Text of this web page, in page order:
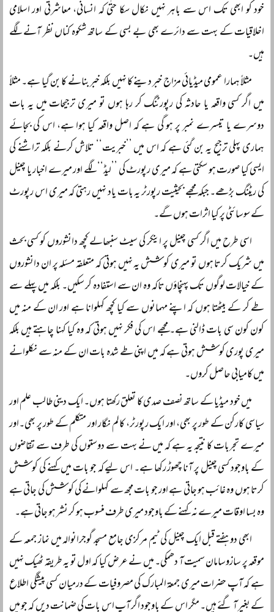
خود کو ابھی تک اس سے باہر نہیں نکال سکا حتٰی کہ انسانی، معاشرتی اور اسلامی
اخلاقیات کے بہت سے دائرے بھی بے بسی کے ساتھ شکوہ کناں نظر آنے لگے
ہیں۔
مثلاً ہمارا عمومی میڈیائی مزاج خبر دینے کا نہیں بلکہ خبر بنانے کا بن گیا ہے۔ مثلاً
میں اگر کسی واقعہ یا حادثہ کی رپورٹنگ کر رہا ہوں تو میری ترجیحات میں یہ بات
دوسرے یا تیسرے نمبر پر ہو گی ہے کہ اصل واقعہ کیا ہوا ہے، اس کی بجائے
ہماری پہلی ترجیح یہ بن گئی ہے کہ اس میں ’’خبریت‘‘ تلاش کرنے بلکہ تراشنے کی
ایسی کیا صورت ہو سکتی ہے کہ میری رپورٹ کی ’’لیڈ‘‘ لگے اور میرے اخبار یا چینل
کی ریٹنگ بڑھے۔ جبکہ مجھے بحیثیت رپورٹر یہ بات یاد نہیں رہتی کہ میری اس رپورٹ
کے سوسائٹی پر کیا اثرات ہوں گے۔
اسی طرح میں اگر کسی چینل پر اینکر کی سیٹ سنبھالے کچھ دانشوروں کو کسی بحث
میں شریک کرتا ہوں تو میری کوشش یہ نہیں ہوتی کہ متعلقہ مسئلہ پر ان دانشوروں
کے خیالات لوگوں تک پہنچاؤں تاکہ وہ ان سے استفادہ کر سکیں۔ بلکہ میں پہلے سے
طے کر کے بیٹھتا ہوں کہ اپنے مہمانوں سے کیا کچھ کہلوانا ہے اور ان کے منہ میں
کون کون سی بات ڈالنی ہے۔ مجھے اس کی فکر نہیں ہوتی کہ وہ کیا کہنا چاہتے ہیں بلکہ
میری پوری کوشش ہوتی ہے کہ میں اپنی طے شدہ بات ان کے منہ سے نکلوانے
میں کامیابی حاصل کروں۔
میں خود میڈیا کے ساتھ نصف صدی کا تعلق رکھتا ہوں۔ ایک دینی طالب علم اور
سیاسی کارکن کے طور پر بھی، اور ایک رپورٹر، کالم نگار اور متکلم کے طور پر بھی۔اور
میرے تجربات کا نتیجہ یہ ہے کہ میں نے بہت سے دوستوں کی طرف سے تقاضوں
کے باوجود کسی چینل پر آنا چھوڑ رکھا ہے۔ اس لیے کہ جو بات میں کہنے کی کوشش
کرتا ہوں وہ غائب ہو جاتی ہے اور جو بات مجھ سے کہلوانے کی کوشش کی جاتی ہے
وہ بسا اوقات میرے نہ کہنے کے باوجود میری طرف منسوب ہو کر نشر ہو جاتی ہے۔
ابھی دو ہفتے قبل ایک چینل کی ٹیم مرکزی جامع مسجد گوجرانوالہ میں نماز جمعہ کے
موقعہ پر سازوسامان سمیت آ دھمکی۔ میں نے عرض کیا کہ اول تو یہ طریقہ ٹھیک نہیں
ہے کہ آپ حضرات میری جمعۃ المبارک کی مصروفیات کے درمیان کسی پیشگی اطلاع
کے بغیر آ گئے ہیں۔ مگر اس کے باوجود اگر آپ اس بات کی ضمانت دیں کہ جو میں